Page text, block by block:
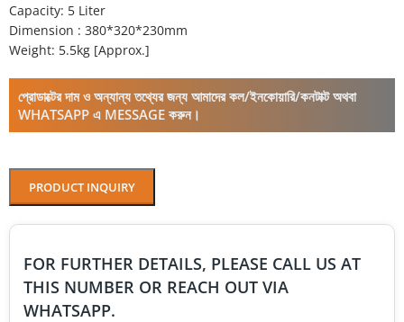
Capacity: 5 Liter
Dimension : 380*320*230mm
Weight: 5.5kg [Approx.]
প্রোডাক্টের দাম ও অন্যান্য তথ্যের জন্য আমাদের কল/ইনকোয়ারি/কনটাক্ট অথবা
WHATSAPP এ MESSAGE করুন।
PRODUCT INQUIRY
FOR FURTHER DETAILS, PLEASE CALL US AT
THIS NUMBER OR REACH OUT VIA
WHATSAPP.